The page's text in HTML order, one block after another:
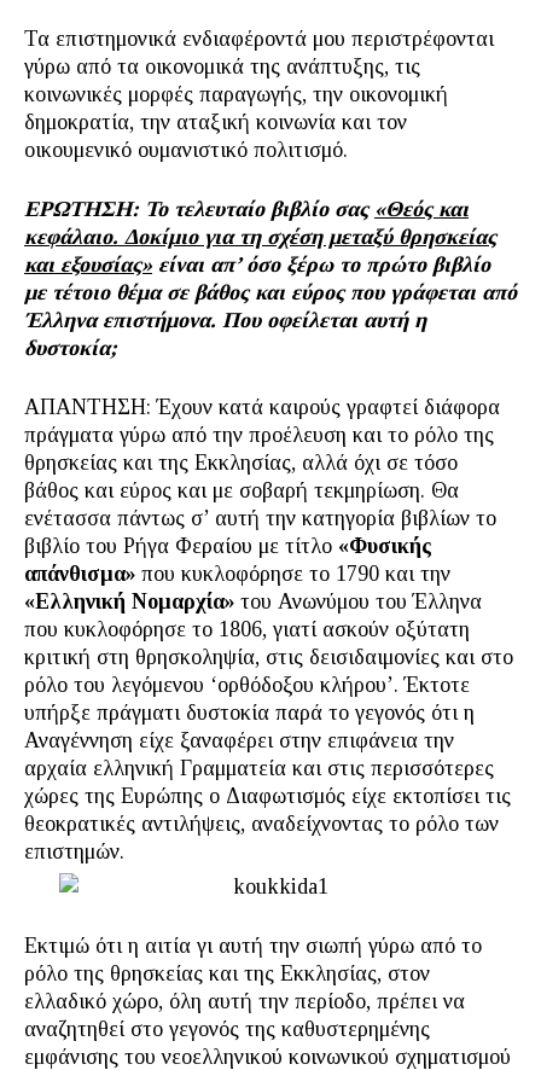
Τα επιστημονικά ενδιαφέροντά μου περιστρέφονται
γύρω από τα οικονομικά της ανάπτυξης, τις
κοινωνικές μορφές παραγωγής, την οικονομική
δημοκρατία, την αταξική κοινωνία και τον
οικουμενικό ουμανιστικό πολιτισμό.
ΕΡΩΤΗΣΗ: Το τελευταίο βιβλίο σας «Θεός και
κεφάλαιο. Δοκίμιο για τη σχέση μεταξύ θρησκείας
και εξουσίας» είναι απ’ όσο ξέρω το πρώτο βιβλίο
με τέτοιο θέμα σε βάθος και εύρος που γράφεται από
Έλληνα επιστήμονα. Που οφείλεται αυτή η
δυστοκία;
ΑΠΑΝΤΗΣΗ: Έχουν κατά καιρούς γραφτεί διάφορα
πράγματα γύρω από την προέλευση και το ρόλο της
θρησκείας και της Εκκλησίας, αλλά όχι σε τόσο
βάθος και εύρος και με σοβαρή τεκμηρίωση. Θα
ενέτασσα πάντως σ’ αυτή την κατηγορία βιβλίων το
βιβλίο του Ρήγα Φεραίου με τίτλο «Φυσικής
απάνθισμα» που κυκλοφόρησε το 1790 και την
«Ελληνική Νομαρχία» του Ανωνύμου του Έλληνα
που κυκλοφόρησε το 1806, γιατί ασκούν οξύτατη
κριτική στη θρησκοληψία, στις δεισιδαιμονίες και στο
ρόλο του λεγόμενου ‘ορθόδοξου κλήρου’. Έκτοτε
υπήρξε πράγματι δυστοκία παρά το γεγονός ότι η
Αναγέννηση είχε ξαναφέρει στην επιφάνεια την
αρχαία ελληνική Γραμματεία και στις περισσότερες
χώρες της Ευρώπης ο Διαφωτισμός είχε εκτοπίσει τις
θεοκρατικές αντιλήψεις, αναδείχνοντας το ρόλο των
επιστημών.
Εκτιμώ ότι η αιτία γι αυτή την σιωπή γύρω από το
ρόλο της θρησκείας και της Εκκλησίας, στον
ελλαδικό χώρο, όλη αυτή την περίοδο, πρέπει να
αναζητηθεί στο γεγονός της καθυστερημένης
εμφάνισης του νεοελληνικού κοινωνικού σχηματισμού